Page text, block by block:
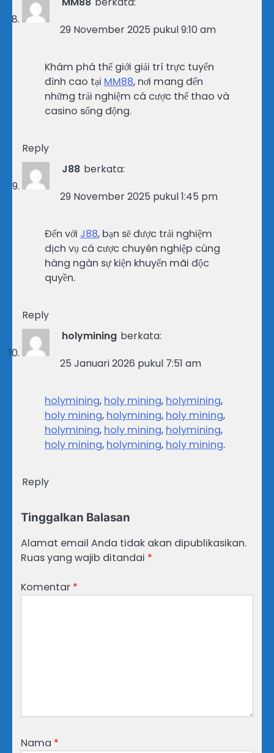
29 November 2025 pukul 9:10 am
Khám phá thế giới giải trí trực tuyến
đỉnh cao tại MM88, nơi mang đến
những trải nghiệm cá cược thể thao và
casino sống động.
Reply
J88 berkata:
29 November 2025 pukul 1:45 pm
Đến với J88, bạn sẽ được trải nghiệm
dịch vụ cá cược chuyên nghiệp cùng
hàng ngàn sự kiện khuyến mãi độc
quyền.
Reply
holymining berkata:
25 Januari 2026 pukul 7:51 am
holymining, holy mining, holymining,
holy mining, holymining, holy mining,
holymining, holy mining, holymining,
holy mining, holymining, holy mining.
Reply
Tinggalkan Balasan
Alamat email Anda tidak akan dipublikasikan.
Ruas yang wajib ditandai *
Komentar *
Nama *